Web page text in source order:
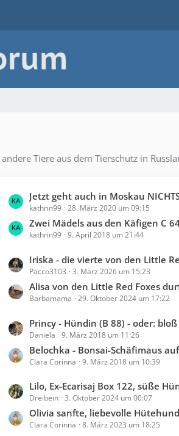
Tiere aus dem Tierschutz in
L
e
t
z
e
B
e
r
g
Jetzt geht auch in Moskau
kathrin99 28. März 2020 um 09:15
Zwei Mädels aus den Käfigen C
kathrin99 9. April 2018 um 21:44
L
e
t
z
e
B
e
r
g
Iriska - die vierte von den Little
Pacco3103 3. März 2026 um 15:23
Alisa von den Little Red Foxes durfte auf eine Pflegestelle und musste nicht von
Barbamama 29. Oktober 2024 um 17:22
L
e
t
z
e
e
Princy - Hündin (B 88) - oder: bloß nicht gucken,
Daniela 9. März 2018 um 11:26
Belochka - Bonsai-Schäfimaus auf drei Beinen
Clara Corinna 9. März 2018 um 10:39
L
e
t
z
Lilo, Ex-Ecarisaj Box 122, süße Hündin, vielfellig, freundlich und fröhlich, mittelgroß bis obere mittlere Größe,
Dreibein 3. Oktober 2024 um 00:07
Olivia sanfte, liebevolle Hütehund-Mix-Dame, 5J kastriert
Clara Corinna 8. März 2023 um 18:25